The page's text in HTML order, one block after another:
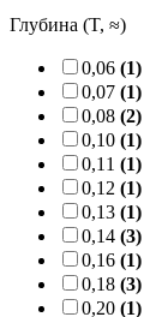
Глубина (T, ≈)
0,06 (1)
0,07 (1)
0,08 (2)
0,10 (1)
0,11 (1)
0,12 (1)
0,13 (1)
0,14 (3)
0,16 (1)
0,18 (3)
0,20 (1)